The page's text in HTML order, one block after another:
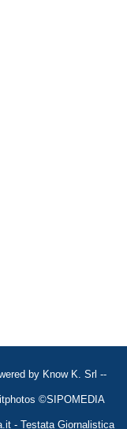
by Know K. Srl --
©SIPOMEDIA
- Testata Giornalistica